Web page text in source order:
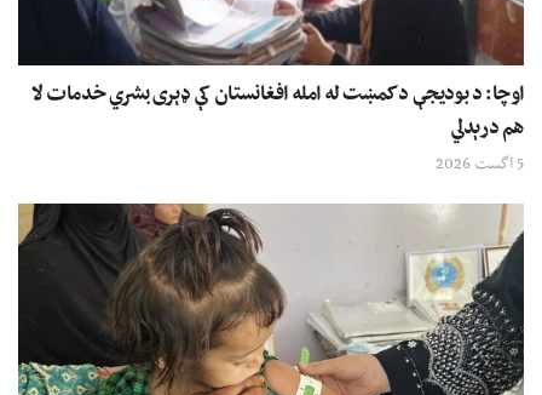
اوچا: د بودیجې د کمښت له امله افغانستان کې ډېری بشري خدمات لا
هم درېدلي
5 اگست 2026